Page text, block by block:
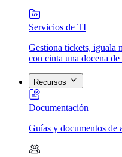
Servicios de TI
Gestiona tickets, iguala
con cinta una docena de
Recursos
Documentación
Guías y documentos de